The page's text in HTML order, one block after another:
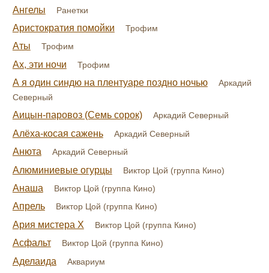
Ангелы Ранетки
Аристократия помойки Трофим
Аты Трофим
Ах, эти ночи Трофим
А я один синдю на плентуаре поздно ночью
Аркадий
Северный
Аицын-паровоз (Семь сорок) Аркадий Северный
Алёха-косая сажень Аркадий Северный
Анюта Аркадий Северный
Алюминиевые огурцы Виктор Цой (группа Кино)
Анаша Виктор Цой (группа Кино)
Апрель Виктор Цой (группа Кино)
Ария мистера Х Виктор Цой (группа Кино)
Асфальт Виктор Цой (группа Кино)
Аделаида Аквариум